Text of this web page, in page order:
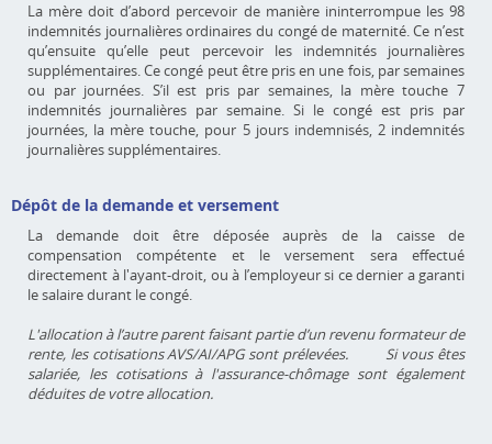
La mère doit d’abord percevoir de manière ininterrompue les 98
indemnités journalières ordinaires du congé de maternité. Ce n’est
qu’ensuite qu’elle peut percevoir les indemnités journalières
supplémentaires. Ce congé peut être pris en une fois, par semaines
ou par journées. S’il est pris par semaines, la mère touche 7
indemnités journalières par semaine. Si le congé est pris par
journées, la mère touche, pour 5 jours indemnisés, 2 indemnités
journalières supplémentaires.
Dépôt de la demande et versement
La demande doit être déposée auprès de la caisse de
compensation compétente et le versement sera effectué
directement à l'ayant-droit, ou à l’employeur si ce dernier a garanti
le salaire durant le congé.
L'allocation à l’autre parent faisant partie d’un revenu formateur de
rente, les cotisations AVS/AI/APG sont prélevées. Si vous êtes
salariée, les cotisations à l'assurance-chômage sont également
déduites de votre allocation.